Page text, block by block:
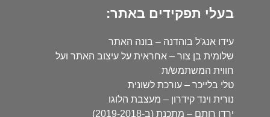
בעלי תפקידים באתר:
עידו אנג'ל בוהדנה – בונה האתר
שלומית בן צור – אחראית על עיצוב האתר ועל
חווית המשתמש/ת
טלי בלייכר – עורכת לשונית
נורית וינד קידרון – מעצבת הלוגו
ירדן רותם – מתכנת (ב-2019-2018)